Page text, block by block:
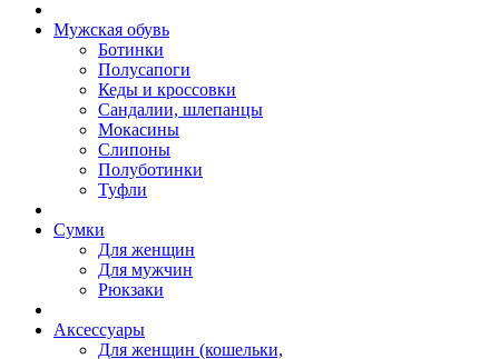
Мужская обувь
Ботинки
Полусапоги
Кеды и кроссовки
Сандалии, шлепанцы
Мокасины
Слипоны
Полуботинки
Туфли
Сумки
Для женщин
Для мужчин
Рюкзаки
Аксессуары
Для женщин (кошельки,